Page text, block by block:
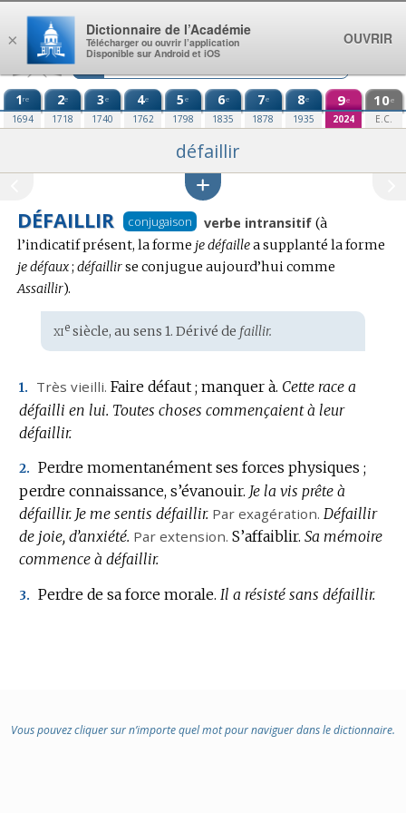
Aller au contenu
1re
1694
2e
1718
3e
1740
4e
1762
5e
1798
6e
1835
7e
1878
8e
1935
9e
2024
10e
E.C.
défaillir
DÉFAILLIR conjugaison verbe intransitif Conjugaison
:
(à
l’indicatif présent, la forme je défaillea supplanté la forme
je défaux; défaillirse conjugue aujourd’hui comme
Assaillir).
Étymologie
:
xiesiècle, au sens 1. Dérivé de faillir.
1. Très vieilli. Faire défaut ; manquer à. Cette race a
défailli en lui. Toutes choses commençaient à leur
défaillir.
2. Perdre momentanément ses forces physiques ;
perdre connaissance, s’évanouir. Je la vis prête à
défaillir. Je me sentis défaillir. Par exagération. Défaillir
de joie, d’anxiété. Par extension. S’affaiblir. Sa mémoire
commence à défaillir.
3. Perdre de sa force morale. Il a résisté sans défaillir.
Vous pouvez cliquer sur n’importe quel mot pour naviguer dans le dictionnaire.
×
Dictionnaire de l’Académie
Télécharger ou ouvrir l’application
Disponible sur Android et iOS
OUVRIR